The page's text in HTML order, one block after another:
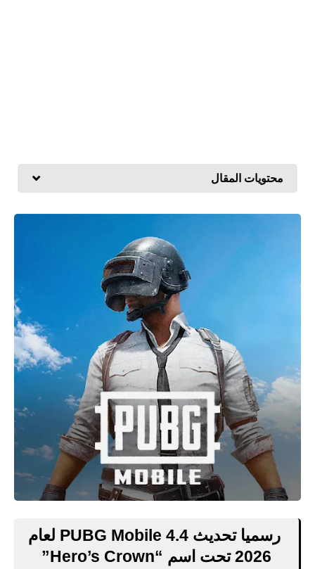
محتويات المقال
رسميا تحديث PUBG Mobile 4.4 لعام
2026 تحت اسم “Hero’s Crown”